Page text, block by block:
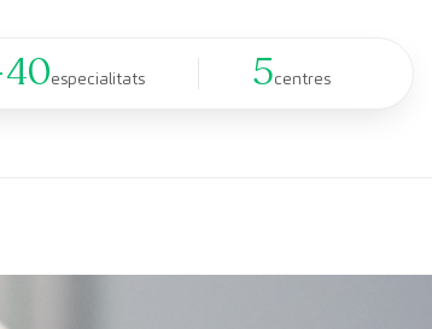
especialitats 5centres